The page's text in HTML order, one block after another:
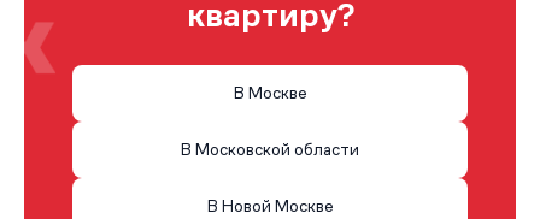
квартиру?
В Москве
В Московской области
В Новой Москве